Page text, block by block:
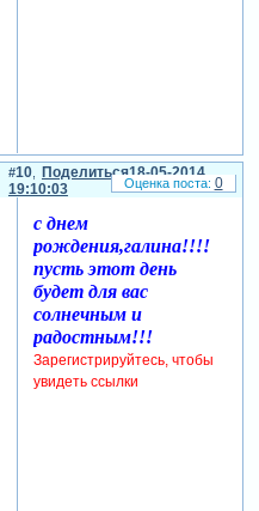
Поделиться
10
18-05-2014
19:10:03
с днем
рождения,галина!!!!
пусть этот день
будет для вас
солнечным и
радостным!!!
Зарегистрируйтесь, чтобы
увидеть ссылки
0